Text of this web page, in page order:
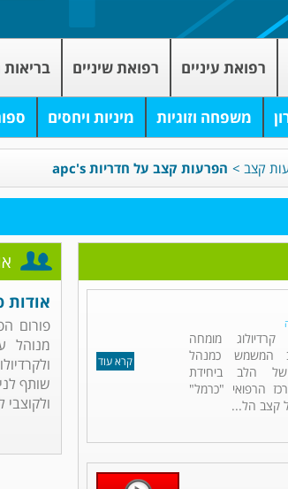
רפואת עיניים רפואת שיניים
משפחה וזוגיות מיניות ויחסים
קצב > הפרעות קצב על חדריות apc's
אודות
פורום
מנוהל
שותף
קרא עוד
מומחה
לב המשמש כמנהל
של הלב ביחידת
הרפואי "כרמל"
קצב הל...